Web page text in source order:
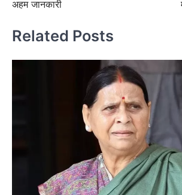
अहम जानकारी
Related Posts